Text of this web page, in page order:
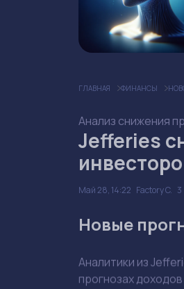
ГЛАВНАЯ ФИНАНСЫ
Анализ снижения
Jefferies
Май 28, 14:22 Factory C.
Новые
Аналитики из
прогнозах